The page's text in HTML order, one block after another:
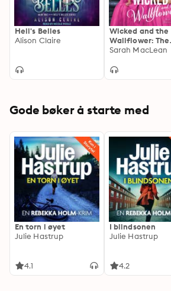
Hell's Belles
Alison Claire
Wicked and the
Wallflower: The
Bareknuckle
Sarah MacLean
Gode bøker å starte med
En torn i øyet
Julie Hastrup
4.1
I blindsonen
Julie Hastrup
4.2